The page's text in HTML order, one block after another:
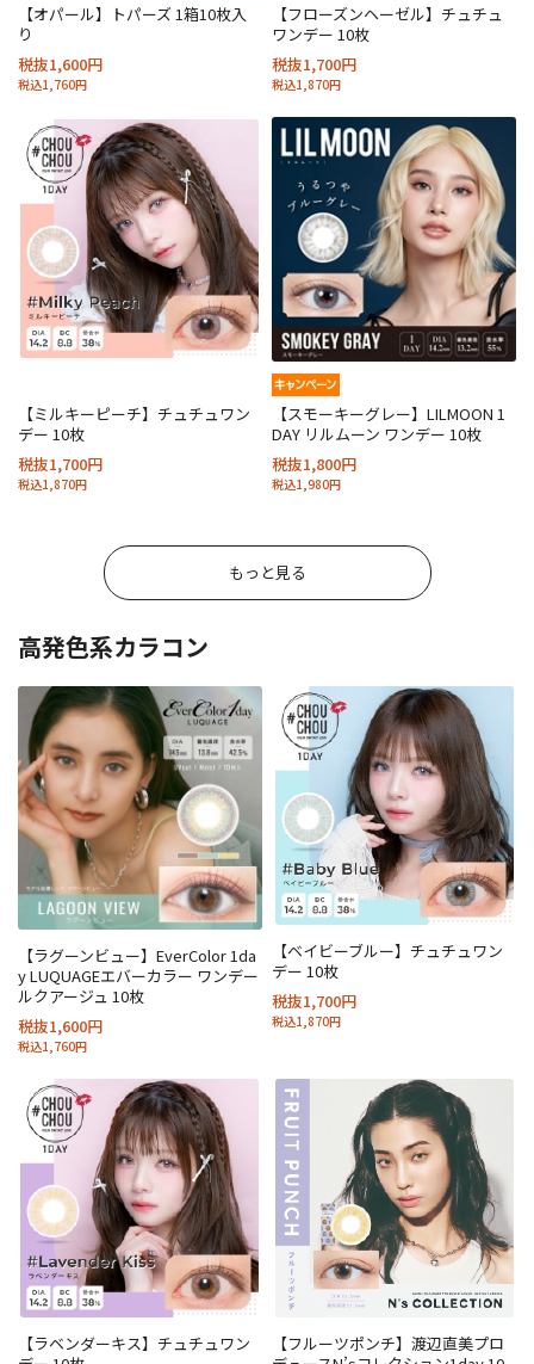
【オパール】トパーズ 1箱10枚入
り
税抜1,600円
税込1,760円
【フローズンヘーゼル】チュチュ
ワンデー 10枚
税抜1,700円
税込1,870円
【ミルキーピーチ】チュチュワン
デー 10枚
税抜1,700円
税込1,870円
【スモーキーグレー】LILMOON 1
DAY リルムーン ワンデー 10枚
税抜1,800円
税込1,980円
もっと見る
高発色系カラコン
【ラグーンビュー】EverColor 1da
y LUQUAGEエバーカラー ワンデー
ルクアージュ 10枚
税抜1,600円
税込1,760円
【ベイビーブルー】チュチュワン
デー 10枚
税抜1,700円
税込1,870円
【ラベンダーキス】チュチュワン
【フルーツポンチ】渡辺直美プロ